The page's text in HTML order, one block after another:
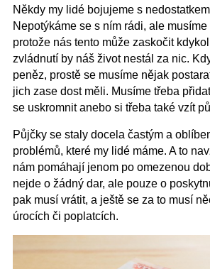
Někdy my lidé bojujeme s
Nepotýkáme se s ním rádi, ale
protože nás tento může zaskočit
zvládnutí by náš život nestál za nic.
peněz, prostě se musíme nějak
jich zase dost měli. Musíme třeba
se uskromnit anebo si třeba také vzít
Půjčky se staly docela častým a
problémů, které my lidé máme. A to
nám pomáhají jenom po omezenou
nejde o žádný dar, ale pouze o
pak musí vrátit, a ještě se za to musí
úrocích či poplatcích.